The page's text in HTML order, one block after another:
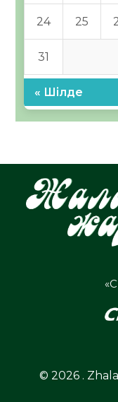
24 25
31
« Шілде
© 2026 .